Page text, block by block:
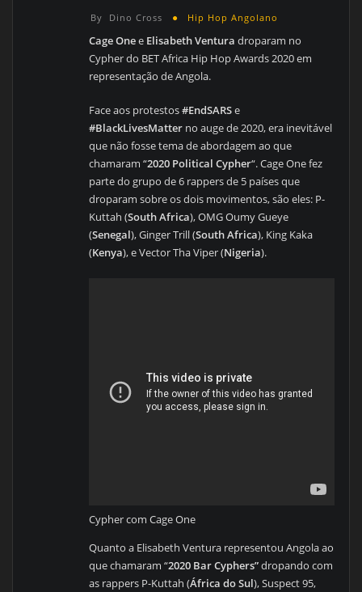
By Dino Cross Hip Hop Angolano
Cage Onee Elisabeth Ventura droparam no
Cypher do BET Africa Hip Hop Awards 2020 em
representação de Angola.
Face aos protestos#EndSARSe
#BlackLivesMatter no auge de 2020, era inevitável
que não fosse tema de abordagem ao que
chamaram “2020 Political Cypher“. Cage One fez
parte do grupo de 6 rappers de 5 países que
droparam sobre os dois movimentos, são eles: P-
Kuttah (South Africa), OMG Oumy Gueye
(Senegal), Ginger Trill (South Africa), King Kaka
(Kenya), e Vector Tha Viper (Nigeria).
Cypher com Cage One
Quanto a Elisabeth Ventura representou Angola ao
que chamaram “2020 Bar Cyphers”dropando com
as rappers P-Kuttah (África do Sul), Suspect 95,